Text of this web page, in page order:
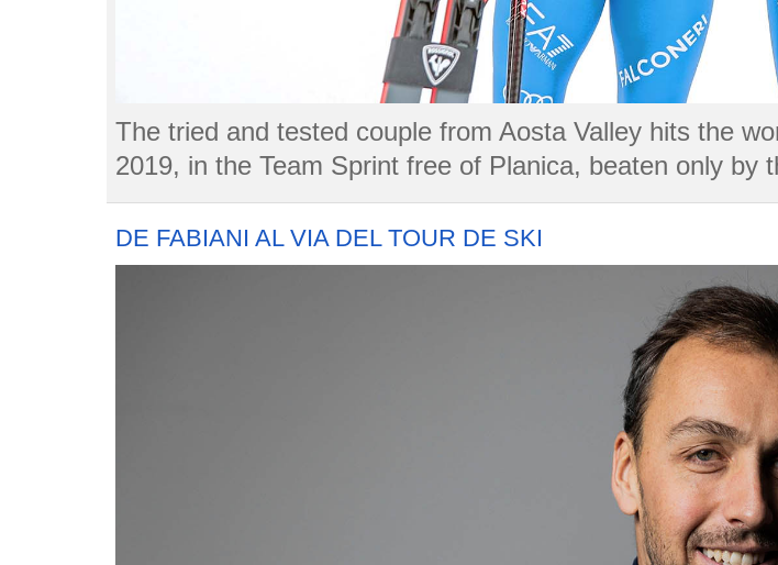
The tried and tested couple from Aosta Valley hits the
2019, in the Team Sprint free of Planica, beaten only
DE FABIANI AL VIA DEL TOUR DE SKI